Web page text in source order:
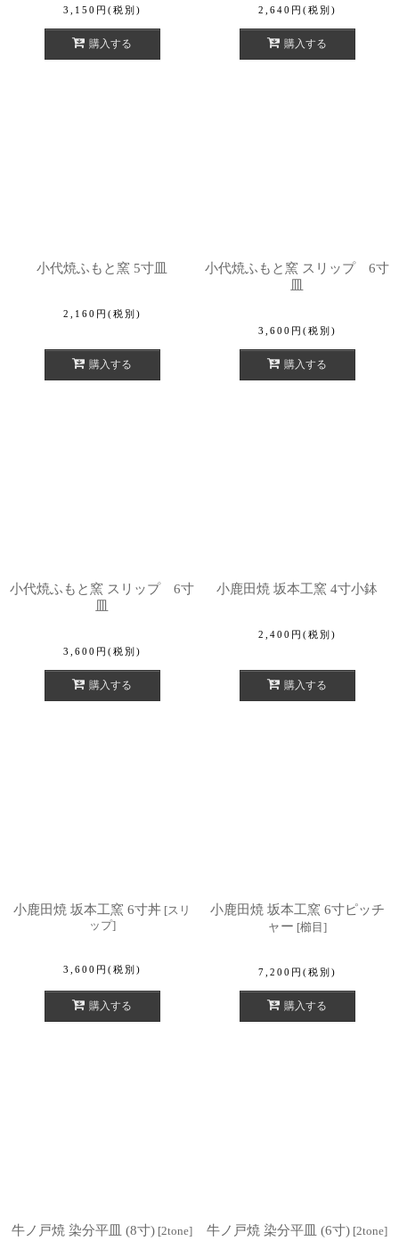
3,150 円 (税別)
購入する
2,640 円 (税別)
購入する
小代焼ふもと窯 5寸皿
2,160 円 (税別)
購入する
小代焼ふもと窯 スリップ 6寸
皿
3,600 円 (税別)
購入する
小代焼ふもと窯 スリップ 6寸
皿
3,600 円 (税別)
購入する
小鹿田焼 坂本工窯 4寸小鉢
2,400 円 (税別)
購入する
小鹿田焼 坂本工窯 6寸丼 [スリ
ップ]
3,600 円 (税別)
購入する
小鹿田焼 坂本工窯 6寸ピッチ
ャー [櫛目]
7,200 円 (税別)
購入する
牛ノ戸焼 染分平皿 (8寸) [2tone] 牛ノ戸焼 染分平皿 (6寸) [2tone]